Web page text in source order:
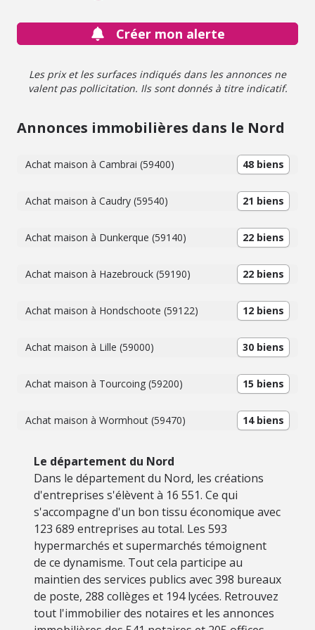
Créer mon alerte
Les prix et les surfaces indiqués dans les annonces ne
valent pas pollicitation. Ils sont donnés à titre indicatif.
Annonces immobilières dans le Nord
Achat maison à Cambrai (59400) 48 biens
Achat maison à Caudry (59540) 21 biens
Achat maison à Dunkerque (59140) 22 biens
Achat maison à Hazebrouck (59190) 22 biens
Achat maison à Hondschoote (59122) 12 biens
Achat maison à Lille (59000) 30 biens
Achat maison à Tourcoing (59200) 15 biens
Achat maison à Wormhout (59470) 14 biens
Le département du Nord
Dans le département du Nord, les créations
d'entreprises s'élèvent à 16 551. Ce qui
s'accompagne d'un bon tissu économique avec
123 689 entreprises au total. Les 593
hypermarchés et supermarchés témoignent
de ce dynamisme. Tout cela participe au
maintien des services publics avec 398 bureaux
de poste, 288 collèges et 194 lycées. Retrouvez
tout l'immobilier des notaires et les annonces